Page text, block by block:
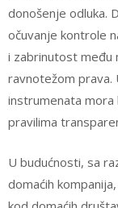
donošenje odluka.
očuvanje kontrole
i zabrinutost među
ravnotežom prava.
instrumenata mora
pravilima
U budućnosti, sa
domaćih